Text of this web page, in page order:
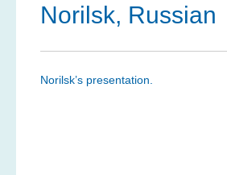
Norilsk, Russian
Norilsk’s presentation.